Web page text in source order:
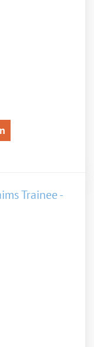
Trainee -